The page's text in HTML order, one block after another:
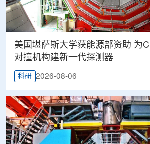
美国堪萨斯大学获能源部资助 为
对撞机构建新一代探测器
科研 2026-08-06